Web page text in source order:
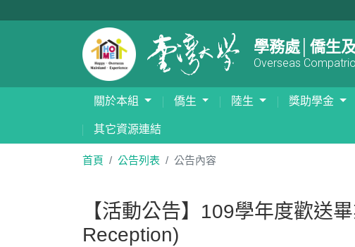
學務處│僑生
Overseas
關於本組 僑生 陸生 獎助學金
其它資源連結
首頁 公告列表 公告內容
【活動公告】109學年度歡送
Reception)